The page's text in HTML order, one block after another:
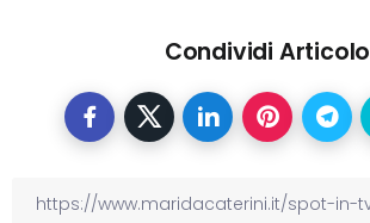
Condividi Articolo